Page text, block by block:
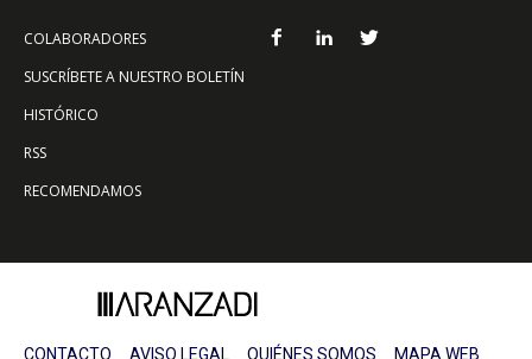
COLABORADORES
SUSCRÍBETE A NUESTRO BOLETÍN
HISTÓRICO
RSS
RECOMENDAMOS
CONTACTO AVISO LEGAL QUIÉNES SOMOS MAPA WEB